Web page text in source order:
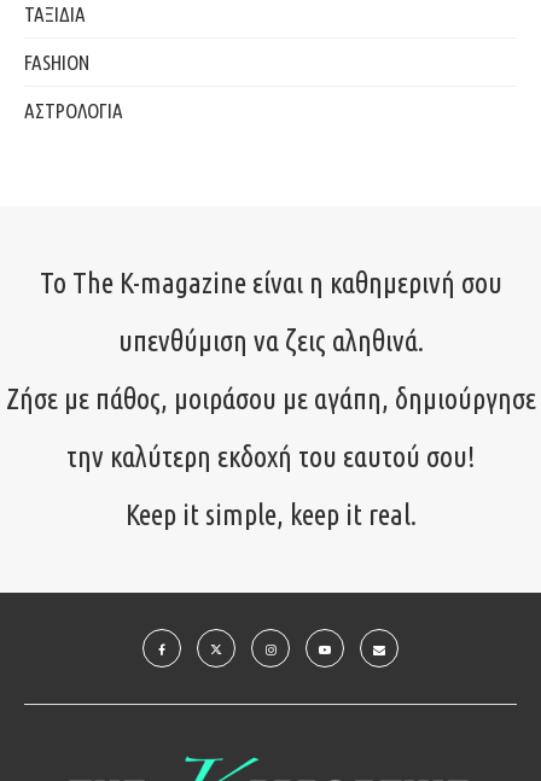
ΤΑΞΙΔΙΑ
FASHION
ΑΣΤΡΟΛΟΓΙΑ
Το The K-magazine είναι η καθημερινή σου
υπενθύμιση να ζεις αληθινά.
Ζήσε με πάθος, μοιράσου με αγάπη, δημιούργησε
την καλύτερη εκδοχή του εαυτού σου!
Keep it simple, keep it real.